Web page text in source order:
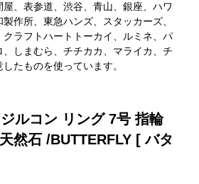
、表参道、渋谷、青山、銀座、ハワ
作所、東急ハンズ、スタッカーズ、
ラフトハートトーカイ、ルミネ、パ
しまむら、チチカカ、マライカ、チ
たものを使っています。
ルコン リング 7号 指輪
然石 /BUTTERFLY [ バタ